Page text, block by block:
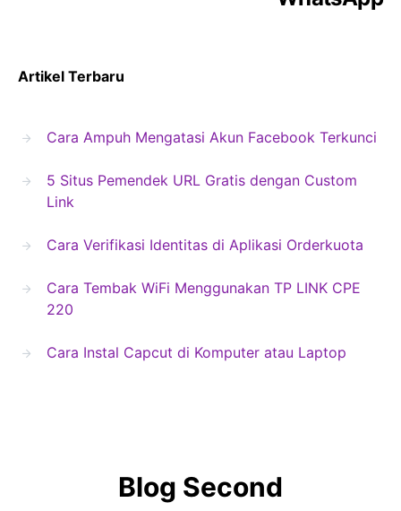
Artikel Terbaru
Cara Ampuh Mengatasi Akun Facebook Terkunci
5 Situs Pemendek URL Gratis dengan Custom
Link
Cara Verifikasi Identitas di Aplikasi Orderkuota
Cara Tembak WiFi Menggunakan TP LINK CPE
220
Cara Instal Capcut di Komputer atau Laptop
Blog Second